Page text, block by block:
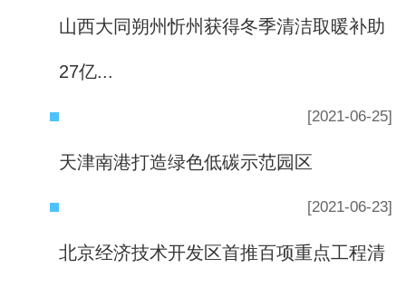
山西大同朔州忻州获得冬季清洁取暖补助
27亿...
[2021-06-25]
天津南港打造绿色低碳示范园区
[2021-06-23]
北京经济技术开发区首推百项重点工程清